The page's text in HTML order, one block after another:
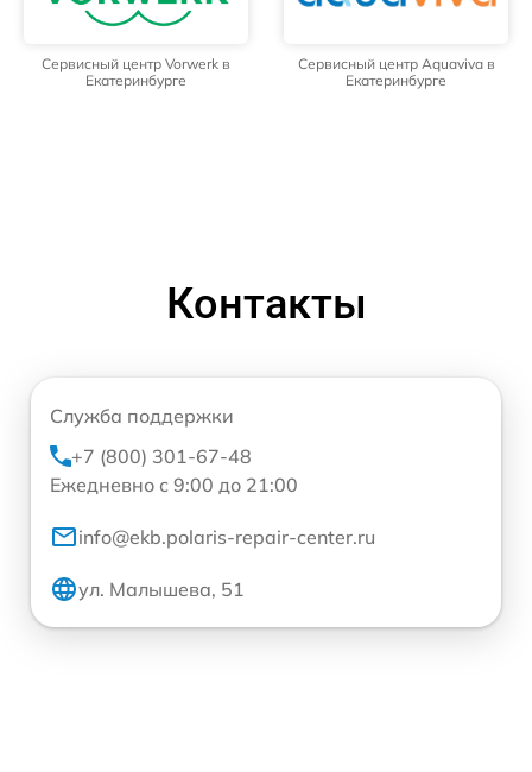
Сервисный центр Vorwerk в
Екатеринбурге
Сервисный центр Aquaviva в
Екатеринбурге
Контакты
Служба поддержки
+7 (800) 301-67-48
Ежедневно с 9:00 до 21:00
info@ekb.polaris-repair-center.ru
ул. Малышева, 51